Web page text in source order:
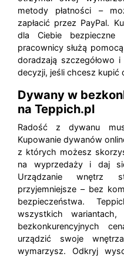
metody płatności –
zapłacić przez PayPal.
dla Ciebie
pracownicy służą
doradzają szczegółowo
decyzji, jeśli chcesz kupić
Dywany w
na Teppich.pl
Radość z dywanu
Kupowanie dywanów
z których możesz
na wyprzedaży i daj
Urządzanie wnętrz
przyjemniejsze – bez
bezpieczeństwa.
wszystkich
bezkonkurencyjnych
urządzić swoje
wymarzysz. Odkryj